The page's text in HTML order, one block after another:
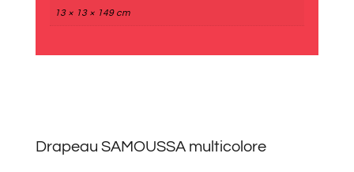
13 × 13 × 149 cm
Drapeau SAMOUSSA multicolore